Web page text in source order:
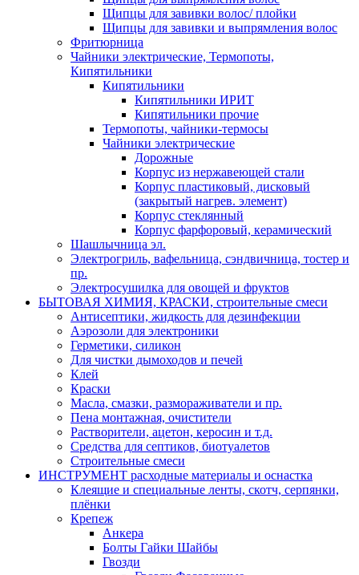
Щипцы для завивки волос/ плойки
Щипцы для завивки и выпрямления волос
Фритюрница
Чайники электрические, Термопоты,
Кипятильники
Кипятильники
Кипятильники ИРИТ
Кипятильники прочие
Термопоты, чайники-термосы
Чайники электрические
Дорожные
Корпус из нержавеющей стали
Корпус пластиковый, дисковый
(закрытый нагрев. элемент)
Корпус стеклянный
Корпус фарфоровый, керамический
Шашлычница эл.
Электрогриль, вафельница, сэндвичница, тостер и
пр.
Электросушилка для овощей и фруктов
БЫТОВАЯ ХИМИЯ, КРАСКИ, строительные смеси
Антисептики, жидкость для дезинфекции
Аэрозоли для электроники
Герметики, силикон
Для чистки дымоходов и печей
Клей
Краски
Масла, смазки, размораживатели и пр.
Пена монтажная, очистители
Растворители, ацетон, керосин и т.д.
Средства для септиков, биотуалетов
Строительные смеси
ИНСТРУМЕНТ расходные материалы и оснастка
Клеящие и специальные ленты, скотч, серпянки,
плёнки
Крепеж
Анкера
Болты Гайки Шайбы
Гвозди